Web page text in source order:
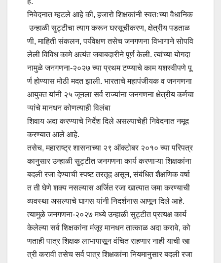
निवेदनात म्हटले आहे की, हजारो शिक्षकांनी स्वतःच्या वैधानिक
उन्हाळी सुट्टीचा त्याग करून घरसूचीकरण, क्षेत्रीय पडताळ
णी, माहिती संकलन, पर्यवेक्षण तसेच जनगणना विभागाने सोपवि
लेली विविध कामे अत्यंत जबाबदारीने पूर्ण केली. त्यांच्या योगदा
नामुळे जनगणना-२०२७ च्या प्रथम टप्प्याचे काम यशस्वीपणे पू
र्ण होण्यास मोठी मदत झाली. भारताचे महापंजीयक व जनगणना
आयुक्त यांनी २५ जूनला सर्व राज्यांना जनगणना क्षेत्रीय कर्मचा
ऱ्यांचे मानधन कोणत्याही विलंबा
शिवाय अदा करण्याचे निर्देश दिले असल्याचेही निवेदनात नमूद
करण्यात आले आहे.
तसेच, महाराष्ट्र शासनाच्या २९ ऑक्टोबर २०१० च्या परिपत्र
कानुसार उन्हाळी सुट्टीत जनगणना कार्य करणाऱ्या शिक्षकांना
बदली रजा देण्याची स्पष्ट तरतूद असून, संबंधित शैक्षणिक वर्षा
त ती घेणे शक्य नसल्यास अर्जित रजा खात्यात जमा करण्याची
व्यवस्था असल्याचे घागस यांनी निदर्शनास आणून दिले आहे.
त्यामुळे जनगणना-२०२७ मध्ये उन्हाळी सुट्टीत प्रत्यक्ष कार्य
केलेल्या सर्व शिक्षकांना मंजूर मानधन तात्काळ अदा करावे, को
णताही पात्र शिक्षक लाभापासून वंचित राहणार नाही याची खा
त्री करावी तसेच सर्व पात्र शिक्षकांना नियमानुसार बदली रजा